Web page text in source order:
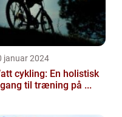
januar 2024
cykling: En holistisk
til træning på ...